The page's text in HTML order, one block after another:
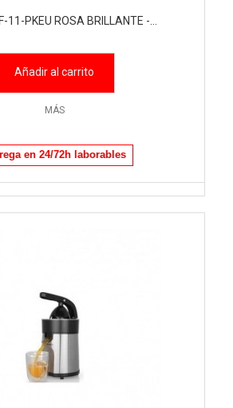
11-PKEU ROSA BRILLANTE -...
Añadir al carrito
MÁS
en 24/72h laborables